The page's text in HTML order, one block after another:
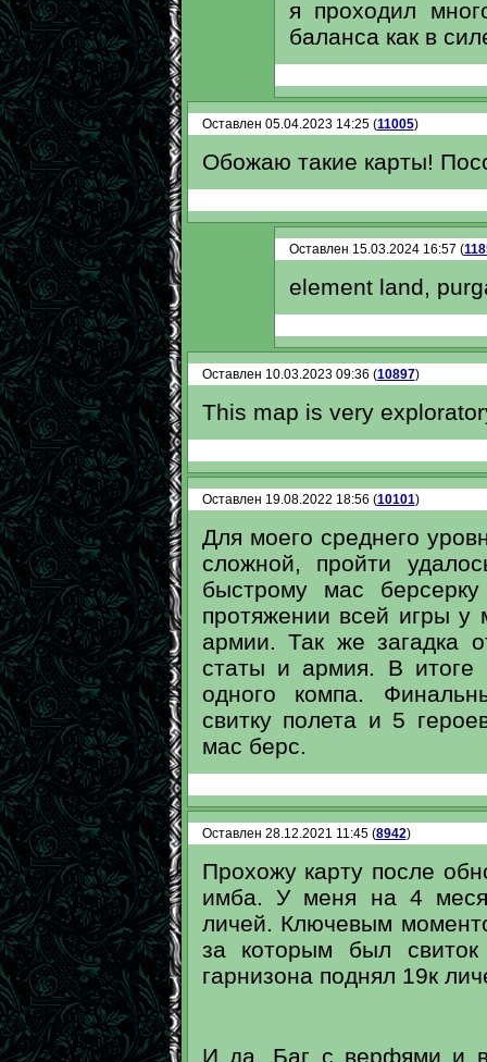
я проходил
баланса как в
Оставлен 05.04.2023 14:25 (11005)
Обожаю такие карты!
Оставлен 15.03.2024 16:57 (
element land,
Оставлен 10.03.2023 09:36 (10897)
This map is very
Оставлен 19.08.2022 18:56 (10101)
Для моего среднего
сложной, пройти
быстрому мас
протяжении всей игры
армии. Так же загадка
статы и армия. В
одного компа.
свитку полета и 5
мас берс.
Оставлен 28.12.2021 11:45 (8942)
Прохожу карту после
имба. У меня на 4
личей. Ключевым
за которым был
гарнизона поднял 19к
И да. Баг с верфями и